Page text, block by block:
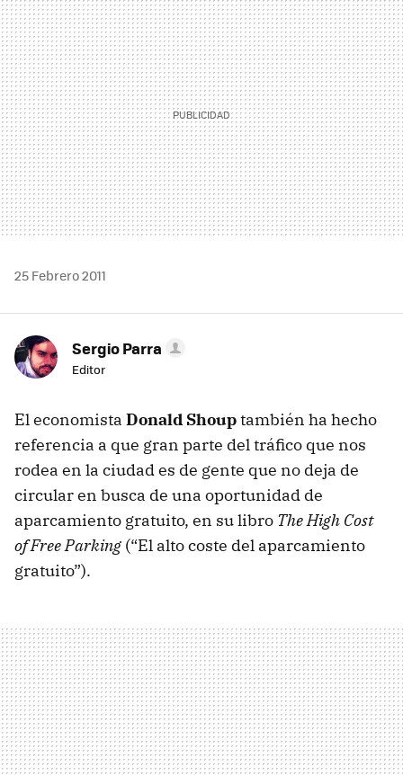
MAIL
25 Febrero 2011
Sergio Parra
Editor
El economista Donald Shouptambién ha hecho
referencia a que gran parte del tráfico que nos
rodea en la ciudad es de gente que no deja de
circular en busca de una oportunidad de
aparcamiento gratuito, en su libro The High Cost
of Free Parking (“El alto coste del aparcamiento
gratuito”).